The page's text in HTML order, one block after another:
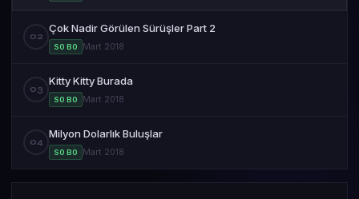
02
Çok Nadir Görülen Sürüşler Part 2
S0 B0 Mart 2018
03
Kitty Kitty Burada
S0 B0 Mart 2018
04
Milyon Dolarlık Buluşlar
S0 B0 Mart 2018